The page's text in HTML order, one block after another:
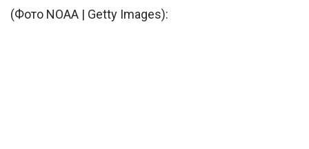
(Фото NOAA | Getty Images):